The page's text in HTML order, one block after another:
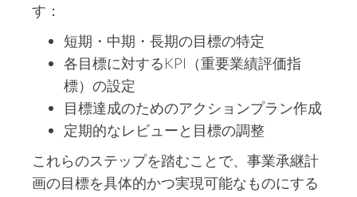
す：
短期・中期・長期の目標の特定
各目標に対するKPI（重要業績評価指
標）の設定
目標達成のためのアクションプラン作成
定期的なレビューと目標の調整
これらのステップを踏むことで、事業承継計
画の目標を具体的かつ実現可能なものにする